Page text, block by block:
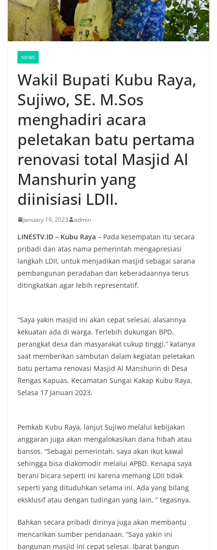
NEWS
Wakil Bupati Kubu Raya,
Sujiwo, SE. M.Sos
menghadiri acara
peletakan batu pertama
renovasi total Masjid Al
Manshurin yang
diinisiasi LDII.
January 19, 2023 admin
LINESTV.ID – Kubu Raya – Pada kesempatan itu secara
pribadi dan atas nama pemerintah mengapresiasi
langkah LDII, untuk menjadikan masjid sebagai sarana
pembangunan peradaban dan keberadaannya terus
ditingkatkan agar lebih representatif.
“Saya yakin masjid ini akan cepat selesai, alasannya
kekuatan ada di warga. Terlebih dukungan BPD,
perangkat desa dan masyarakat cukup tinggi,” katanya
saat memberikan sambutan dalam kegiatan peletakan
batu pertama renovasi Masjid Al Manshurin di Desa
Rengas Kapuas, Kecamatan Sungai Kakap Kubu Raya,
Selasa 17 Januari 2023.
Pemkab Kubu Raya, lanjut Sujiwo melalui kebijakan
anggaran juga akan mengalokasikan dana hibah atau
bansos. “Sebagai pemerintah, saya akan ikut kawal
sehingga bisa diakomodir melalui APBD. Kenapa saya
berani bicara seperti ini karena memang LDII tidak
seperti yang dituduhkan selama ini. Ada yang bilang
eksklusif atau dengan tudingan yang lain, ” tegasnya.
Bahkan secara pribadi dirinya juga akan membantu
mencarikan sumber pendanaan. “Saya yakin ini
bangunan masjid ini cepat selesai. Ibarat bangun